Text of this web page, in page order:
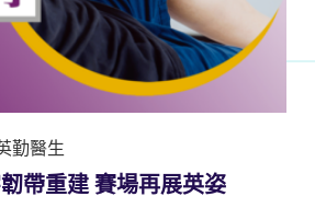
勤醫生
帶重建 賽場再展英姿